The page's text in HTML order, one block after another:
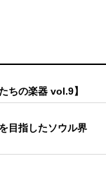
ちの楽器 vol.9】
目指したソウル界